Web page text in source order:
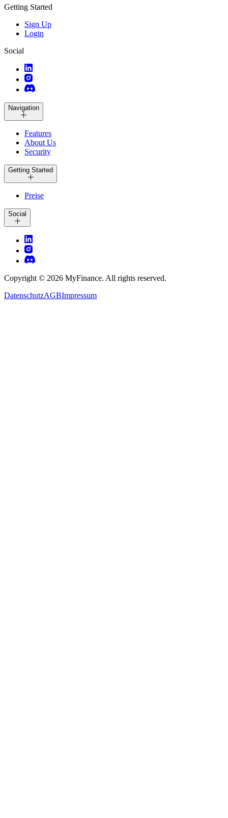
Getting Started
Sign Up
Login
Social
Navigation
Features
About Us
Security
Getting Started
Preise
Social
Copyright © 2026 MyFinance. All rights reserved.
DatenschutzAGBImpressum